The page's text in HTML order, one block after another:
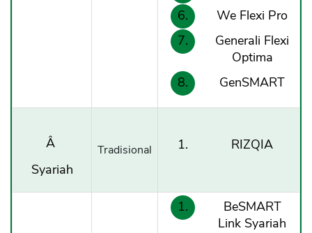
We Flexi Pro
Generali Flexi
Optima
GenSMART
Â
Syariah
Tradisional RIZQIA
BeSMART
Link Syariah